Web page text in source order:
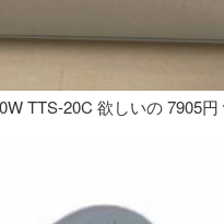
TTS-20C 欲しいの 7905円